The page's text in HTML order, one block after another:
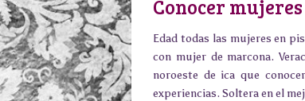
Conocer
Edad todas las mujeres en
con mujer de marcona.
noroeste de ica que
experiencias. Soltera en el